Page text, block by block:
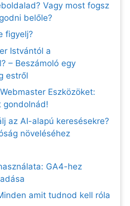
Vagy most fogsz
belőle?
figyelj?
Istvántól a
– Beszámoló egy
estről
Eszközöket:
gondolnád!
az AI-alapú keresésekre?
növeléséhez
GA4-hez
amit tudnod kell róla